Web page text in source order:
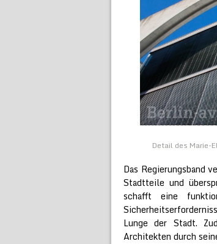
Detail des Marie-
Das Regierungsband
Stadtteile und
schafft eine
Lunge der Stadt.
Architekten durch